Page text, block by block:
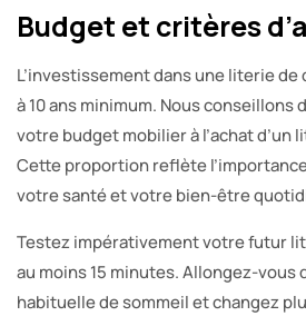
Budget et critères
L’investissement dans une literie de
à 10 ans minimum. Nous conseillons
votre budget mobilier à l’achat d’un
Cette proportion reflète
votre santé et votre bien-être
Testez impérativement votre futur
au moins 15 minutes. Allongez-vous
habituelle de sommeil et changez